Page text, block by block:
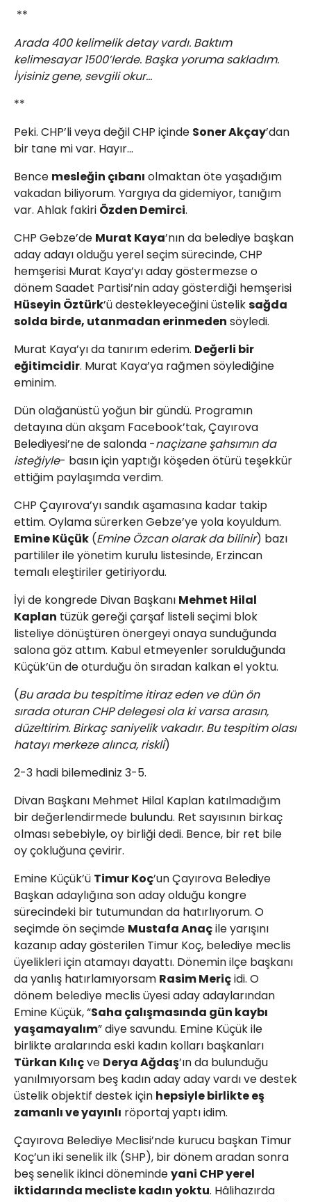
**
Arada 400 kelimelik detay vardı. Baktım
kelimesayar 1500’lerde. Başka yoruma sakladım.
İyisiniz gene, sevgili okur…
**
Peki. CHP’li veya değil CHP içinde Soner Akçay’dan
bir tane mi var. Hayır…
Bence mesleğin çıbanı olmaktan öte yaşadığım
vakadan biliyorum. Yargıya da gidemiyor, tanığım
var. Ahlak fakiri Özden Demirci.
CHP Gebze’de Murat Kaya’nın da belediye başkan
aday adayı olduğu yerel seçim sürecinde, CHP
hemşerisi Murat Kaya’yı aday göstermezse o
dönem Saadet Partisi’nin aday gösterdiği hemşerisi
Hüseyin Öztürk’ü destekleyeceğini üsteliksağda
solda birde, utanmadan erinmeden söyledi.
Murat Kaya’yı da tanırım ederim. Değerli bir
eğitimcidir. Murat Kaya’ya rağmen söylediğine
eminim.
Dün olağanüstü yoğun bir gündü. Programın
detayına dün akşam Facebook’tak, Çayırova
Belediyesi’ne de salonda -naçizane şahsımın da
isteğiyle- basın için yaptığı köşeden ötürü teşekkür
ettiğim paylaşımda verdim.
CHP Çayırova’yı sandık aşamasına kadar takip
ettim. Oylama sürerken Gebze’ye yola koyuldum.
Emine Küçük (Emine Özcan olarak da bilinir) bazı
partililer ile yönetim kurulu listesinde, Erzincan
temalı eleştiriler getiriyordu.
İyi de kongrede Divan Başkanı Mehmet Hilal
Kaplan tüzük gereği çarşaf listeli seçimi blok
listeliye dönüştüren önergeyi onaya sunduğunda
salona göz attım. Kabul etmeyenler sorulduğunda
Küçük’ün de oturduğu ön sıradan kalkan el yoktu.
(Bu arada bu tespitime itiraz eden ve dün ön
sırada oturan CHP delegesi ola ki varsa arasın,
düzeltirim. Birkaç saniyelik vakadır. Bu tespitim olası
hatayı merkeze alınca, riskli)
2-3 hadi bilemediniz 3-5.
Divan Başkanı Mehmet Hilal Kaplan katılmadığım
bir değerlendirmede bulundu. Ret sayısının birkaç
olması sebebiyle, oy birliği dedi. Bence, bir ret bile
oy çokluğuna çevirir.
Emine Küçük’ü Timur Koç’un Çayırova Belediye
Başkan adaylığına son aday olduğu kongre
sürecindeki bir tutumundan da hatırlıyorum. O
seçimde ön seçimde Mustafa Anaçile yarışını
kazanıp aday gösterilen Timur Koç, belediye meclis
üyelikleri için atamayı dayattı. Dönemin ilçe başkanı
da yanlış hatırlamıyorsam Rasim Meriçidi. O
dönem belediye meclis üyesi aday adaylarından
Emine Küçük, “Saha çalışmasında gün kaybı
yaşamayalım” diye savundu. Emine Küçük ile
birlikte aralarında eski kadın kolları başkanları
Türkan Kılıçve Derya Ağdaş’ın da bulunduğu
yanılmıyorsam beş kadın aday aday vardı ve destek
üstelik objektif destek için hepsiyle birlikte eş
zamanlı ve yayınlı röportaj yaptı idim.
Çayırova Belediye Meclisi’nde kurucu başkan Timur
Koç’un iki senelik ilk (SHP), bir dönem aradan sonra
beş senelik ikinci dönemindeyani CHP yerel
iktidarında mecliste kadın yoktu. Hâlihazırda